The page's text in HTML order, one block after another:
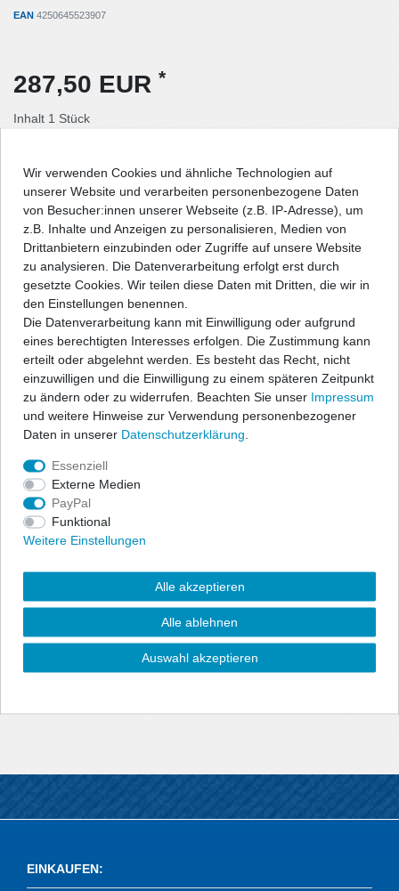
EAN 4250645523907
287,50 EUR *
Inhalt 1 Stück
In den Warenkorb
Wunschliste
* inkl. ges. MwSt. zzgl.Versandkosten
Beschreibung
Angaben Produktsicherheit
originalen Endschalldämpfer.
Abgasgegendruck und damit wird wiederum ein Zuwachs an
Leistung und Drehmoment erreicht. Im Vergleich zum
Serienauspuff entsteht außerdem ein dumpferes und
EINKAUFEN:
Wir verwenden Cookies und ähnliche Technologien auf
unserer Website und verarbeiten personenbezogene Daten
von Besucher:innen unserer Webseite (z.B. IP-Adresse), um
z.B. Inhalte und Anzeigen zu personalisieren, Medien von
Drittanbietern einzubinden oder Zugriffe auf unsere Website
zu analysieren. Die Datenverarbeitung erfolgt erst durch
gesetzte Cookies. Wir teilen diese Daten mit Dritten, die wir in
den Einstellungen benennen.
Die Datenverarbeitung kann mit Einwilligung oder aufgrund
eines berechtigten Interesses erfolgen. Die Zustimmung kann
erteilt oder abgelehnt werden. Es besteht das Recht, nicht
einzuwilligen und die Einwilligung zu einem späteren Zeitpunkt
zu ändern oder zu widerrufen. Beachten Sie unser Impressum
und weitere Hinweise zur Verwendung personenbezogener
Daten in unserer Daten­schutz­erklärung
Essenziell
Externe Medien
PayPal
Funktional
Weitere Einstellungen
Alle akzeptieren
Alle ablehnen
Auswahl akzeptieren